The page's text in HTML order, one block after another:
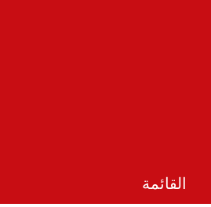
القائمة